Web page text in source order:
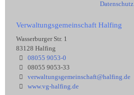
Datenschutz
Verwaltungsgemeinschaft Halfing
Wasserburger Str. 1
83128 Halfing
08055 9053-0
08055 9053-33
verwaltungsgemeinschaft@halfing.de
www.vg-halfing.de